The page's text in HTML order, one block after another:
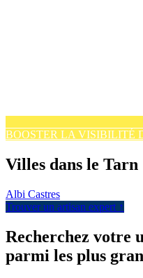
BOOSTER LA VISIBILITÉ
Villes dans le Tarn
Albi Castres
Trouver un artisan expert ↑
Recherchez votre
parmi les plus